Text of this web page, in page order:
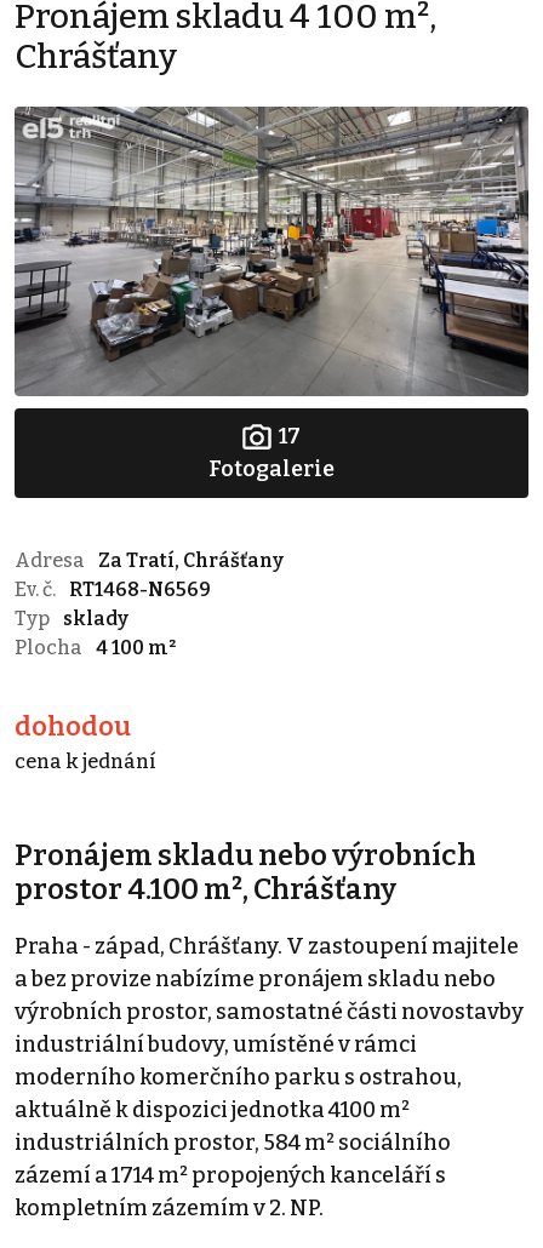
Pronájem skladu 4 100 m²,
Chrášťany
17
Fotogalerie
Adresa
Za Tratí, Chrášťany
Ev. č.
RT1468-N6569
Typ
sklady
Plocha
4 100 m²
dohodou
cena k jednání
Pronájem skladu nebo výrobních
prostor 4.100 m², Chrášťany
Praha - západ, Chrášťany. V zastoupení majitele
a bez provize nabízíme pronájem skladu nebo
výrobních prostor, samostatné části novostavby
industriální budovy, umístěné v rámci
moderního komerčního parku s ostrahou,
aktuálně k dispozici jednotka 4100 m²
industriálních prostor, 584 m² sociálního
zázemí a 1714 m² propojených kanceláří s
kompletním zázemím v 2. NP.